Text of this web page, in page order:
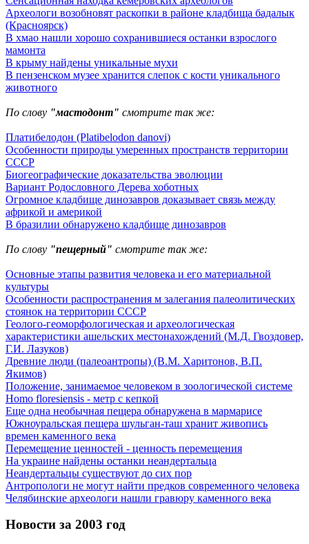
Археологи возобновят раскопки в районе кладбища бадалык
(Красноярск)
В хмао нашли хорошо сохранившиеся останки взрослого
мамонта
В крыму найдены уникальные мухи
В пензенском музее хранится слепок с кости уникального
животного
По слову "мастодонт" смотрите так же:
Платибелодон (Platibelodon danovi)
Особенности природы умеренных пространств территории
СССР
Биогеографические доказательства эволюции
Вариант Родословного Дерева хоботных
Огромное кладбище динозавров доказывает связь между
африкой и америкой
В бразилии обнаружено кладбище динозавров
По слову "пещерный" смотрите так же:
Основные этапы развития человека и его материальной
культуры
Особенности распространения м залегания палеолитических
стоянок на территории СССР
Геолого-геоморфологическая и археологическая
характеристики ашельских местонахождений (М.Д. Гвоздовер,
Г.И. Лазуков)
Древние люди (палеоантропы) (В.М. Харитонов, В.П.
Якимов)
Положение, занимаемое человеком в зоологической системе
Homo floresiensis - метр с кепкой
Еще одна необычная пещера обнаружена в мармарисе
Южноуральская пещера шульган-таш хранит живопись
времен каменного века
Перемещение ценностей - ценность перемещения
На украине найдены останки неандертальца
Неандертальцы существуют до сих пор
Антропологи не могут найти предков современного человека
Челябинские археологи нашли гравюру каменного века
Новости за 2003 год